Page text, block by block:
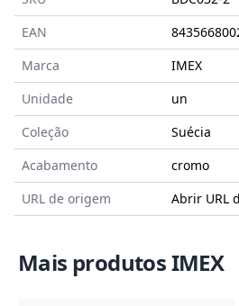
EAN
Marca
IMEX
Unidade
un
Coleção
Suécia
Acabamento
cromo
URL de origem
Abrir URL
Mais produtos IMEX